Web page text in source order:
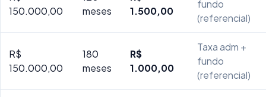
150.000,00
meses
1.500,00
fundo
(referencial)
R$
150.000,00
180
meses
R$
1.000,00
Taxa adm +
fundo
(referencial)